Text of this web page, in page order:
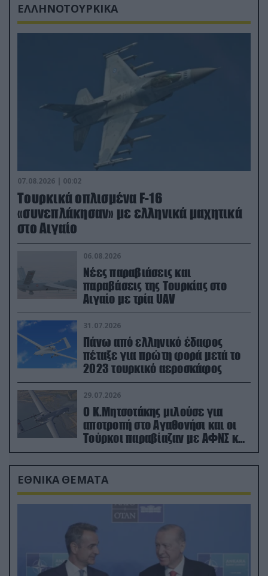
ΕΛΛΗΝΟΤΟΥΡΚΙΚΑ
07.08.2026 | 00:02
Τουρκικά οπλισμένα F-16
«συνεπλάκησαν» με ελληνικά μαχητικά
στο Αιγαίο
06.08.2026
Νέες παραβιάσεις και
παραβάσεις της Τουρκίας στο
Αιγαίο με τρία UAV
31.07.2026
Πάνω από ελληνικό έδαφος
πέταξε για πρώτη φορά μετά το
2023 τουρκικό αεροσκάφος
29.07.2026
Ο Κ.Μητσοτάκης μιλούσε για
αποτροπή στο Αγαθονήσι και οι
Τούρκοι παραβίαζαν με ΑΦΝΣ και
drone
ΕΘΝΙΚΑ ΘΕΜΑΤΑ